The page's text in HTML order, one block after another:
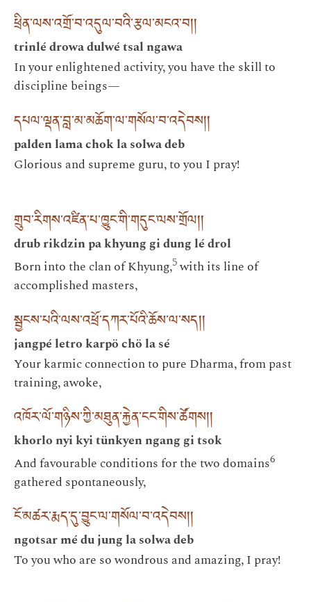
ཕྲིན་ལས་འགྲོ་བ་འདུལ་བའི་རྩལ་མངའ་བ། །
trinlé drowa dulwé tsal ngawa
In your enlightened activity, you have the skill to
discipline beings—
དཔལ་ལྡན་བླ་མ་མཆོག་ལ་གསོལ་བ་འདེབས། །
palden lama chok la solwa deb
Glorious and supreme guru, to you I pray!
གྲུབ་རིགས་འཛིན་པ་ཁྱུང་གི་གདུང་ལས་གྲོལ། །
drub rikdzin pa khyung gi dung lé drol
Born into the clan of Khyung,5with its line of
accomplished masters,
སྦྱངས་པའི་ལས་འཕྲོ་དཀར་པོའི་ཆོས་ལ་སད། །
jangpé letro karpö chö la sé
Your karmic connection to pure Dharma, from past
training, awoke,
འཁོར་ལོ་གཉིས་ཀྱི་མཐུན་རྐྱེན་ངང་གིས་ཚོགས། །
khorlo nyi kyi tünkyen ngang gi tsok
And favourable conditions for the two domains6
gathered spontaneously,
ངོ་མཚར་རྨད་དུ་བྱུང་ལ་གསོལ་བ་འདེབས། །
ngotsar mé du jung la solwa deb
To you who are so wondrous and amazing, I pray!